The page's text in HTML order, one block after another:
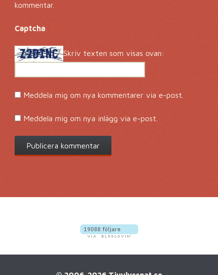
kommentar.
Captcha*
Skriv texten som visas ovan:
Meddela mig om nya kommentarer via e-post.
Meddela mig om nya inlägg via e-post.